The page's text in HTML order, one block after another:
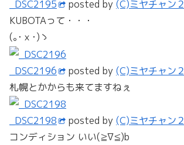
_DSC2195 posted by (C)ミヤチャン２
KUBOTAって・・・
(｡･ｘ･)ゝ
_DSC2196 posted by (C)ミヤチャン２
札幌とかからも来てますねぇ
_DSC2198 posted by (C)ミヤチャン２
コンディション いい(≧∇≦)b